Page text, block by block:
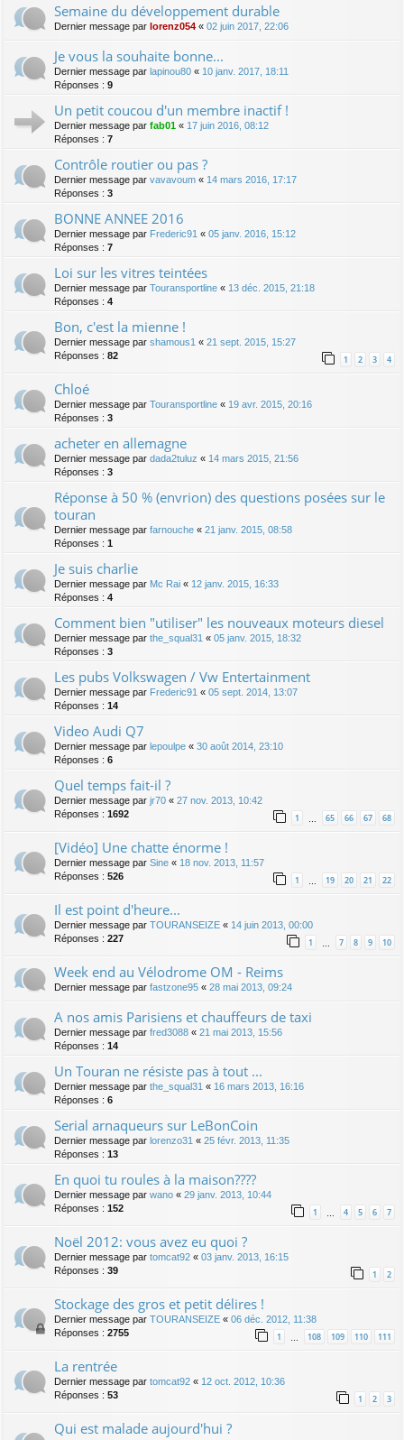
Semaine du développement durable
Dernier message par lorenz054 « 02 juin 2017, 22:06
Je vous la souhaite bonne...
Dernier message par lapinou80 « 10 janv. 2017, 18:11
Réponses : 9
Un petit coucou d'un membre inactif !
Dernier message par fab01 « 17 juin 2016, 08:12
Réponses : 7
Contrôle routier ou pas ?
Dernier message par vavavoum « 14 mars 2016, 17:17
Réponses : 3
BONNE ANNEE 2016
Dernier message par Frederic91 « 05 janv. 2016, 15:12
Réponses : 7
Loi sur les vitres teintées
Dernier message par Touransportline « 13 déc. 2015, 21:18
Réponses : 4
Bon, c'est la mienne !
Dernier message par shamous1 « 21 sept. 2015, 15:27
Réponses : 82 1 2 3 4
Chloé
Dernier message par Touransportline « 19 avr. 2015, 20:16
Réponses : 3
acheter en allemagne
Dernier message par dada2tuluz « 14 mars 2015, 21:56
Réponses : 3
Réponse à 50 % (envrion) des questions posées sur le
touran
Dernier message par farnouche « 21 janv. 2015, 08:58
Réponses : 1
Je suis charlie
Dernier message par Mc Rai « 12 janv. 2015, 16:33
Réponses : 4
Comment bien "utiliser" les nouveaux moteurs diesel
Dernier message par the_squal31 « 05 janv. 2015, 18:32
Réponses : 3
Les pubs Volkswagen / Vw Entertainment
Dernier message par Frederic91 « 05 sept. 2014, 13:07
Réponses : 14
Video Audi Q7
Dernier message par lepoulpe « 30 août 2014, 23:10
Réponses : 6
Quel temps fait-il ?
Dernier message par jr70 « 27 nov. 2013, 10:42
Réponses : 1692 1 65 66 67 68
[Vidéo] Une chatte énorme !
Dernier message par Sine « 18 nov. 2013, 11:57
Réponses : 526 1 19 20 21 22
Il est point d'heure...
Dernier message par TOURANSEIZE « 14 juin 2013, 00:00
Réponses : 227 1 7 8 9 10
Week end au Vélodrome OM - Reims
Dernier message par fastzone95 « 28 mai 2013, 09:24
A nos amis Parisiens et chauffeurs de taxi
Dernier message par fred3088 « 21 mai 2013, 15:56
Réponses : 14
Un Touran ne résiste pas à tout ...
Dernier message par the_squal31 « 16 mars 2013, 16:16
Réponses : 6
Serial arnaqueurs sur LeBonCoin
Dernier message par lorenzo31 « 25 févr. 2013, 11:35
Réponses : 13
En quoi tu roules à la maison????
Dernier message par wano « 29 janv. 2013, 10:44
Réponses : 152 1 … 4 5 6 7
Noël 2012: vous avez eu quoi ?
Dernier message par tomcat92 « 03 janv. 2013, 16:15
Réponses : 39 1 2
Stockage des gros et petit délires !
Dernier message par TOURANSEIZE « 06 déc. 2012, 11:38
Réponses : 2755 1 … 108 109 110 111
La rentrée
Dernier message par tomcat92 « 12 oct. 2012, 10:36
Réponses : 53 1 2 3
Qui est malade aujourd'hui ?